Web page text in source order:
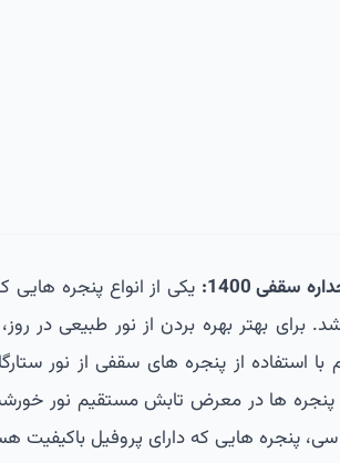
سقفی 1400:
یکی از انواع پنجره هایی
بهتر بهره بردن از نور طبیعی در
از پنجره های سقفی از نور
ها در معرض تابش مستقیم نور
پنجره هایی که دارای پروفیل باکیفیت